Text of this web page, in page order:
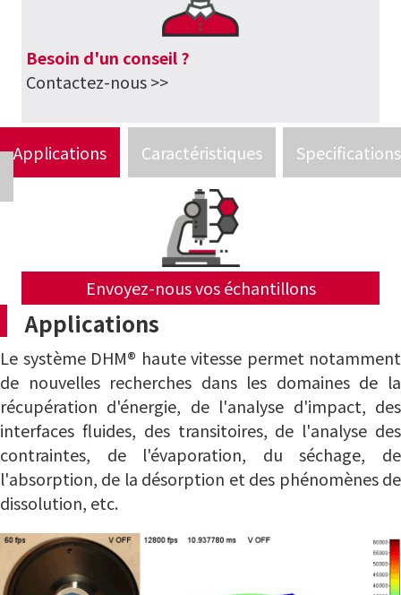
Besoin d'un conseil ?
Contactez-nous >>
Applications Caractéristiques Specifications
Envoyez-nous vos échantillons
Applications
Le système DHM® haute vitesse permet notamment
de nouvelles recherches dans les domaines de la
récupération d'énergie, de l'analyse d'impact, des
interfaces fluides, des transitoires, de l'analyse des
contraintes, de l'évaporation, du séchage, de
l'absorption, de la désorption et des phénomènes de
dissolution, etc.